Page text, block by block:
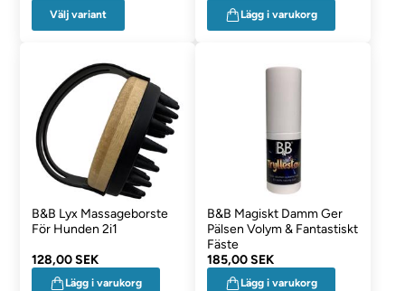
Välj variant Lägg i varukorg
B&B Lyx Massageborste
För Hunden 2i1
128,00 SEK
Lägg i varukorg
B&B Magiskt Damm Ger
Pälsen Volym & Fantastiskt
Fäste
185,00 SEK
Lägg i varukorg